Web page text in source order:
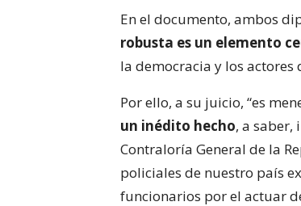
En el documento, ambos
robusta es un elemento
la democracia y los actores
Por ello, a su juicio, “es
un inédito hecho, a
Contraloría General de la
policiales de nuestro país
funcionarios por el actuar